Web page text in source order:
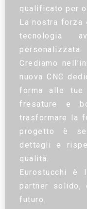
qualificato per
La nostra forza
tecnologia
personalizzata.
Crediamo
nuova CNC
forma alle
fresature e
trasformare la
progetto è
dettagli e
qualità.
Eurostucchi
partner solido,
futuro.